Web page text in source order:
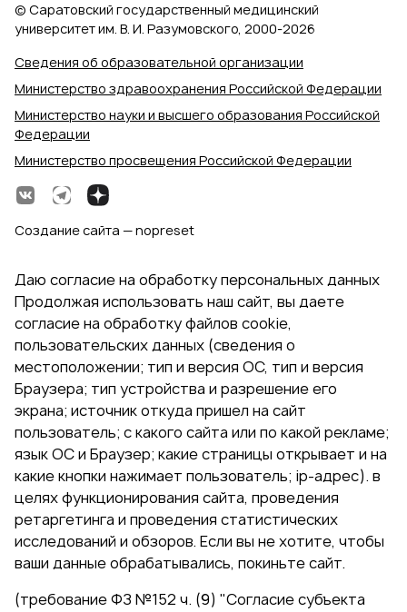
Сведения об образовательной организации
Министерство здравоохранения Российской Федерации
Министерство науки и высшего образования Российской
Федерации
Министерство просвещения Российской Федерации
© Саратовский государственный медицинский
университет им. В. И. Разумовского, 2000‑2026
Создание сайта — nopreset
Даю согласие на обработку персональных данных
Продолжая использовать наш сайт, вы даете
согласие на обработку файлов cookie,
пользовательских данных (сведения о
местоположении; тип и версия ОС, тип и версия
Браузера; тип устройства и разрешение его
экрана; источник откуда пришел на сайт
пользователь; с какого сайта или по какой рекламе;
язык ОС и Браузер; какие страницы открывает и на
какие кнопки нажимает пользователь; ip-адрес). в
целях функционирования сайта, проведения
ретаргетинга и проведения статистических
исследований и обзоров. Если вы не хотите, чтобы
ваши данные обрабатывались, покиньте сайт.
(требование ФЗ №152 ч. (9) "Согласие субъекта